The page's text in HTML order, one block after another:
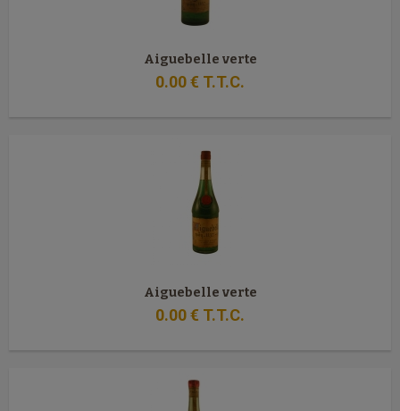
Aiguebelle verte
0.00€ T.T.C.
Aiguebelle verte
0.00€ T.T.C.